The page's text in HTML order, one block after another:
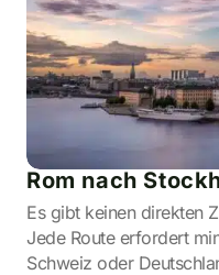
Rom nach
Es gibt keinen direkten
Jede Route erfordert
Schweiz oder